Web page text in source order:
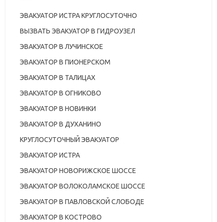
ЭВАКУАТОР ИСТРА КРУГЛОСУТОЧНО
ВЫЗВАТЬ ЭВАКУАТОР В ГИДРОУЗЕЛ
ЭВАКУАТОР В ЛУЧИНСКОЕ
ЭВАКУАТОР В ПИОНЕРСКОМ
ЭВАКУАТОР В ТАЛИЦАХ
ЭВАКУАТОР В ОГНИКОВО
ЭВАКУАТОР В НОВИНКИ
ЭВАКУАТОР В ДУХАНИНО
КРУГЛОСУТОЧНЫЙ ЭВАКУАТОР
ЭВАКУАТОР ИСТРА
ЭВАКУАТОР НОВОРИЖСКОЕ ШОССЕ
ЭВАКУАТОР ВОЛОКОЛАМСКОЕ ШОССЕ
ЭВАКУАТОР В ПАВЛОВСКОЙ СЛОБОДЕ
ЭВАКУАТОР В КОСТРОВО